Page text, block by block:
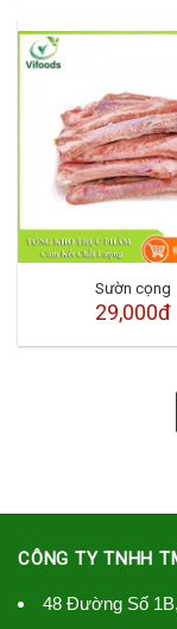
Sườn cọng
29,000đ
CÔNG TY TNHH
48 Đường Số